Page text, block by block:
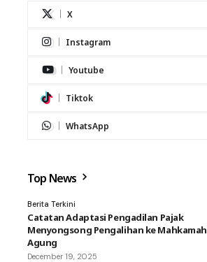
X
Instagram
Youtube
Tiktok
WhatsApp
Top News
Berita Terkini
Catatan Adaptasi Pengadilan Pajak
Menyongsong Pengalihan ke Mahkamah
Agung
December 19, 2025